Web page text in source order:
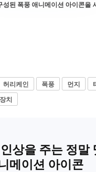
성된 폭풍 애니메이션 아이콘을
허리케인 폭풍 먼지
치
상을 주는 정말
메이션 아이콘